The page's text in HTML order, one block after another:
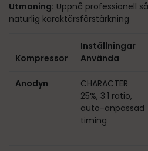
Utmaning: Uppnå professionell
naturlig karaktärsförstärkning
Kompressor
Inställningar
Använda
Anodyn
CHARACTER
25%, 3:1 ratio,
auto-anpassad
timing